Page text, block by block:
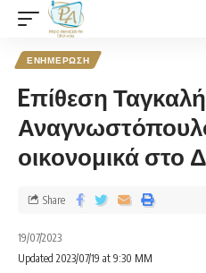
ΕΝΗΜΕΡΩΣΗ
Eπίθεση
οικονομικά στο
19/07/2023
Updated 2023/07/19 at 9:30 ΜΜ
Share